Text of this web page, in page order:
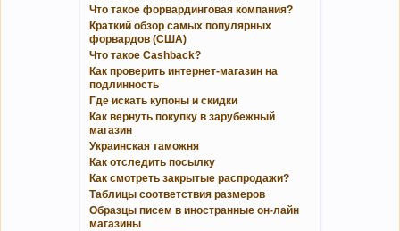
Что такое форвардинговая компания?
Краткий обзор самых популярных
форвардов (США)
Что такое Cashback?
Как проверить интернет-магазин на
подлинность
Где искать купоны и скидки
Как вернуть покупку в зарубежный
магазин
Украинская таможня
Как отследить посылку
Как смотреть закрытые распродажи?
Таблицы соответствия размеров
Образцы писем в иностранные он-лайн
магазины